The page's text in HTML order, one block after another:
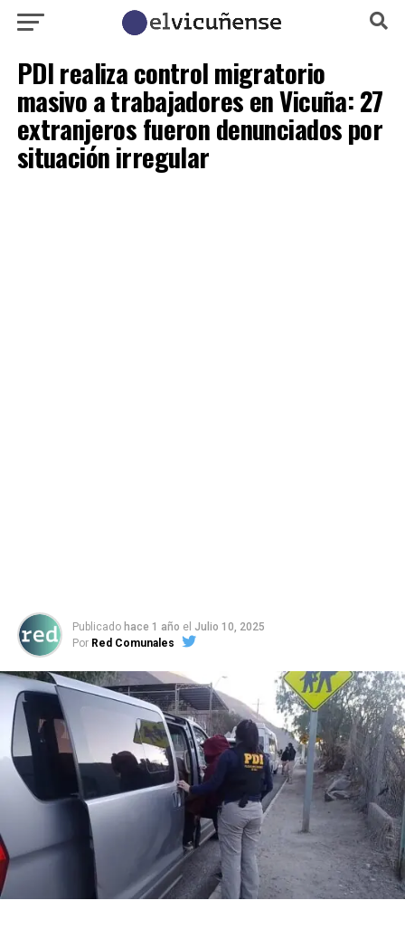
PDI realiza control migratorio
masivo a trabajadores en Vicuña: 27
extranjeros fueron denunciados por
situación irregular
Publicado hace 1 año el Julio 10, 2025
Por Red Comunales